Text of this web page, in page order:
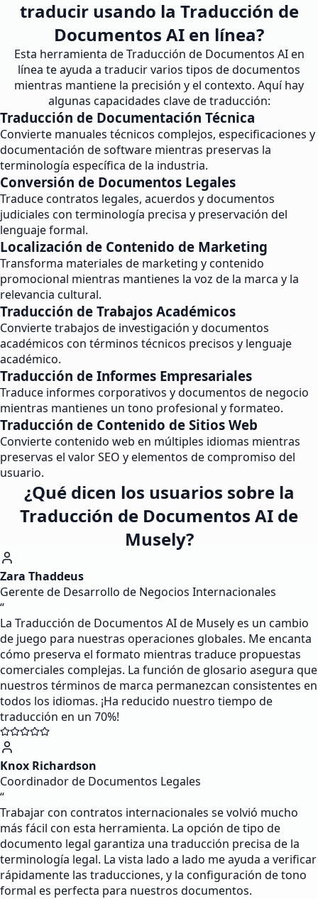
traducir usando la Traducción de
Documentos AI en línea?
Esta herramienta de Traducción de Documentos AI en
línea te ayuda a traducir varios tipos de documentos
mientras mantiene la precisión y el contexto. Aquí hay
algunas capacidades clave de traducción:
Traducción de Documentación Técnica
Convierte manuales técnicos complejos, especificaciones y
documentación de software mientras preservas la
terminología específica de la industria.
Conversión de Documentos Legales
Traduce contratos legales, acuerdos y documentos
judiciales con terminología precisa y preservación del
lenguaje formal.
Localización de Contenido de Marketing
Transforma materiales de marketing y contenido
promocional mientras mantienes la voz de la marca y la
relevancia cultural.
Traducción de Trabajos Académicos
Convierte trabajos de investigación y documentos
académicos con términos técnicos precisos y lenguaje
académico.
Traducción de Informes Empresariales
Traduce informes corporativos y documentos de negocio
mientras mantienes un tono profesional y formateo.
Traducción de Contenido de Sitios Web
Convierte contenido web en múltiples idiomas mientras
preservas el valor SEO y elementos de compromiso del
usuario.
¿Qué dicen los usuarios sobre la
Traducción de Documentos AI de
Musely?
Zara Thaddeus
Gerente de Desarrollo de Negocios Internacionales
“
La Traducción de Documentos AI de Musely es un cambio
de juego para nuestras operaciones globales. Me encanta
cómo preserva el formato mientras traduce propuestas
comerciales complejas. La función de glosario asegura que
nuestros términos de marca permanezcan consistentes en
todos los idiomas. ¡Ha reducido nuestro tiempo de
traducción en un 70%!
Knox Richardson
Coordinador de Documentos Legales
“
Trabajar con contratos internacionales se volvió mucho
más fácil con esta herramienta. La opción de tipo de
documento legal garantiza una traducción precisa de la
terminología legal. La vista lado a lado me ayuda a verificar
rápidamente las traducciones, y la configuración de tono
formal es perfecta para nuestros documentos.